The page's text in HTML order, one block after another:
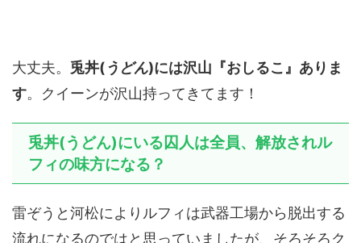
大丈夫。 兎丼(うどん)には沢山『おしるこ』ありま
す。クイーンが沢山持ってきてます！
兎丼(うどん)にいる囚人は全員、解放されル
フィの味方になる？
雷ぞうと河松によりルフィは武器工場から脱出する
流れになるのではと思っていましたが、そろそろク